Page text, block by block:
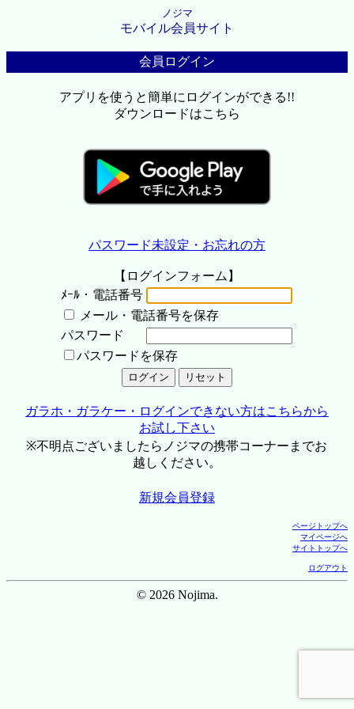
ノジマ
モバイル会員サイト
会員ログイン
アプリを使うと簡単にログインができる!!
ダウンロードはこちら
パスワード未設定・お忘れの方
【ログインフォーム】
ﾒｰﾙ・電話番号
メール・電話番号を保存
パスワード
パスワードを保存
ガラホ・ガラケー・ログインできない方はこちらから
お試し下さい
※不明点ございましたらノジマの携帯コーナーまでお
越しください。
新規会員登録
ページトップへ
マイページへ
サイトトップへ
ログアウト
© 2026 Nojima.